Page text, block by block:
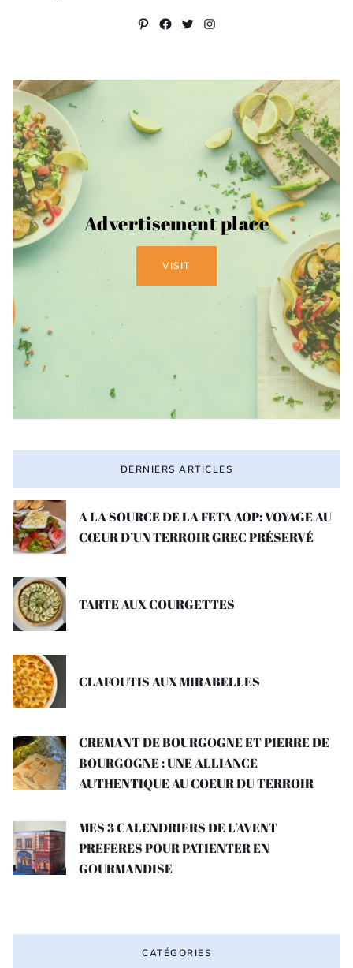
Pinterest
Facebook
Twitter
Instagram
Advertisement place
VISIT
DERNIERS ARTICLES
A LA SOURCE DE LA FETA AOP: VOYAGE AU
CŒUR D’UN TERROIR GREC PRÉSERVÉ
TARTE AUX COURGETTES
CLAFOUTIS AUX MIRABELLES
CREMANT DE BOURGOGNE ET PIERRE DE
BOURGOGNE : UNE ALLIANCE
AUTHENTIQUE AU COEUR DU TERROIR
MES 3 CALENDRIERS DE L’AVENT
PREFERES POUR PATIENTER EN
GOURMANDISE
CATÉGORIES